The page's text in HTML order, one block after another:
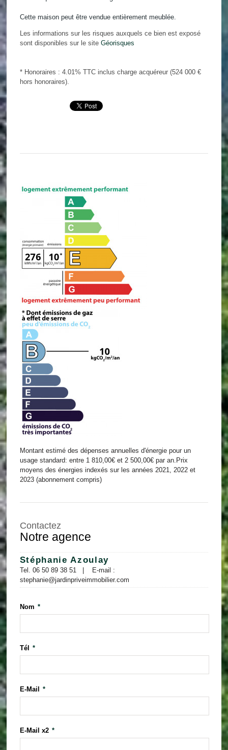
Cette maison peut être vendue entièrement meublée.
Les informations sur les risques auxquels ce bien est exposé
sont disponibles sur le site Géorisques
* Honoraires : 4.01% TTC inclus charge acquéreur (524 000 €
hors honoraires).
Montant estimé des dépenses annuelles d'énergie pour un
usage standard: entre 1 810,00€ et 2 500,00€ par an.Prix
moyens des énergies indexés sur les années 2021, 2022 et
2023 (abonnement compris)
Contactez
Notre agence
Stéphanie Azoulay
Tel. 06 50 89 38 51|
E-mail :
stephanie@jardinpriveimmobilier.com
Nom *
Tél *
E-Mail *
E-Mail x2 *